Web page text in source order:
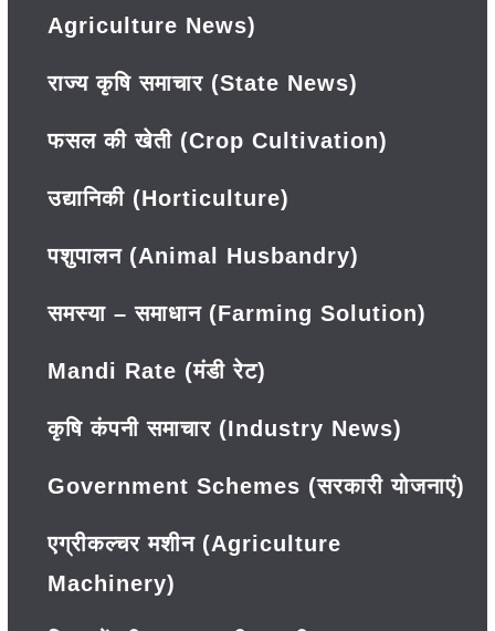
Agriculture News)
राज्य कृषि समाचार (State News)
फसल की खेती (Crop Cultivation)
उद्यानिकी (Horticulture)
पशुपालन (Animal Husbandry)
समस्या – समाधान (Farming Solution)
Mandi Rate (मंडी रेट)
कृषि कंपनी समाचार (Industry News)
Government Schemes (सरकारी योजनाएं)
एग्रीकल्चर मशीन (Agriculture
Machinery)